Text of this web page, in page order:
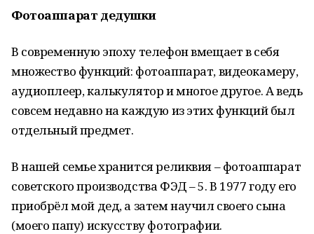
Фотоаппарат дедушки
В современную эпоху телефон вмещает в себя
множество функций: фотоаппарат, видеокамеру,
аудиоплеер, калькулятор и многое другое. А ведь
совсем недавно на каждую из этих функций был
отдельный предмет.
В нашей семье хранится реликвия – фотоаппарат
советского производства ФЭД – 5. В 1977 году его
приобрёл мой дед, а затем научил своего сына
(моего папу) искусству фотографии.